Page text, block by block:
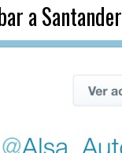
a Santander